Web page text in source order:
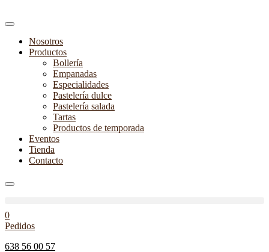
Nosotros
Productos
Bollería
Empanadas
Especialidades
Pastelería dulce
Pastelería salada
Tartas
Productos de temporada
Eventos
Tienda
Contacto
0
Pedidos
638 56 00 57